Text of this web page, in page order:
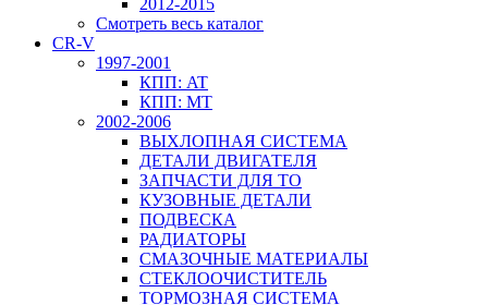
2012-2015
Смотреть весь каталог
CR-V
1997-2001
КПП: AT
КПП: MT
2002-2006
ВЫХЛОПНАЯ СИСТЕМА
ДЕТАЛИ ДВИГАТЕЛЯ
ЗАПЧАСТИ ДЛЯ ТО
КУЗОВНЫЕ ДЕТАЛИ
ПОДВЕСКА
РАДИАТОРЫ
СМАЗОЧНЫЕ МАТЕРИАЛЫ
СТЕКЛООЧИСТИТЕЛЬ
ТОРМОЗНАЯ СИСТЕМА